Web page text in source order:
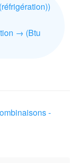
→ (Btu
-